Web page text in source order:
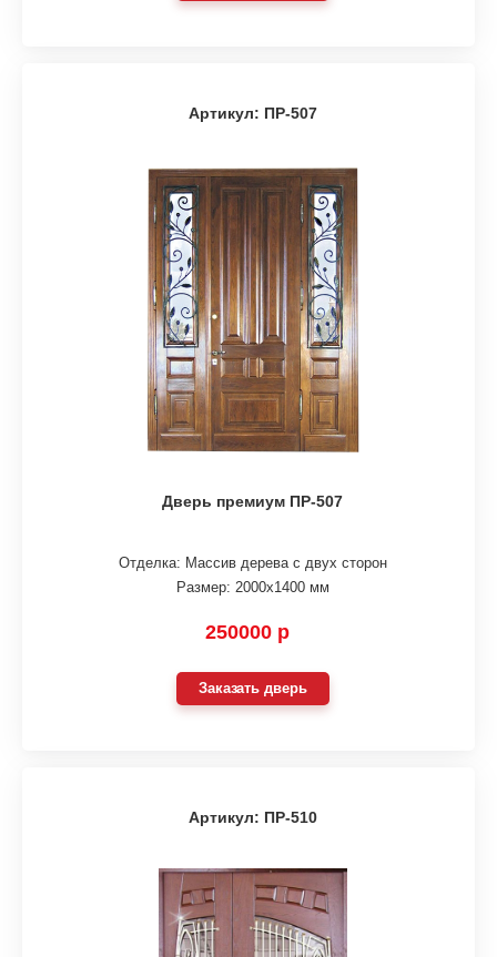
Артикул: ПР-507
Дверь премиум ПР-507
Отделка: Массив дерева с двух сторон
Размер: 2000х1400 мм
250000 р
Заказать дверь
Артикул: ПР-510